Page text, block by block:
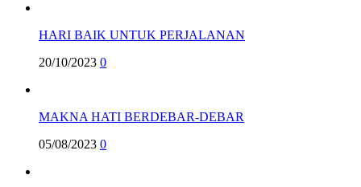
HARI BAIK UNTUK PERJALANAN
20/10/2023 0
MAKNA HATI BERDEBAR-DEBAR
05/08/2023 0